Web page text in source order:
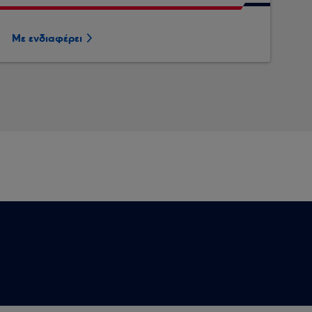
Με ενδιαφέρει